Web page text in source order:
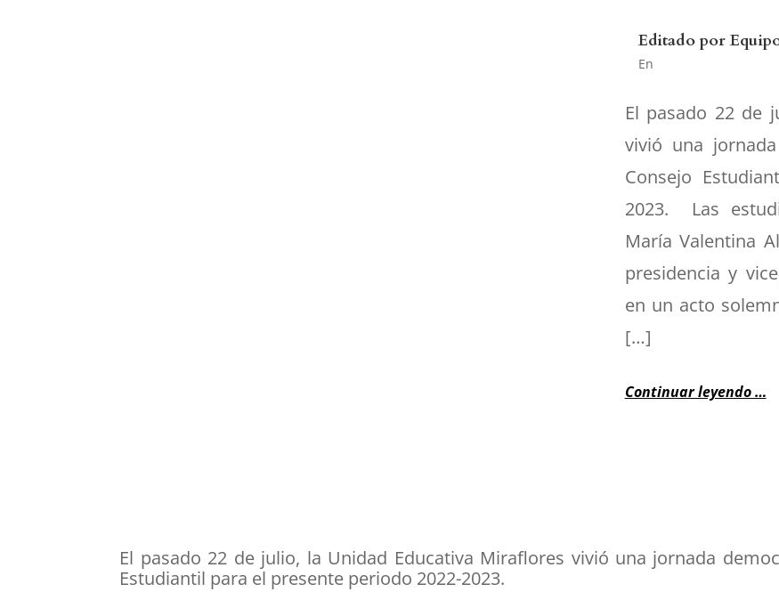
Editado por
En
El pasado 22 de
vivió una
Consejo
2023. Las
María Valentina
presidencia y
en un acto
[…]
Continuar leyendo …
El pasado 22 de julio, la Unidad Educativa Miraflores vivió una jornada
Estudiantil para el presente periodo 2022-2023.